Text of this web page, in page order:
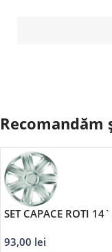
Recomandăm
SET CAPACE ROTI
93,00 lei